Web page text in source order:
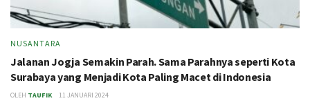
NUSANTARA
Jalanan Jogja Semakin Parah. Sama Parahnya seperti Kota
Surabaya yang Menjadi Kota Paling Macet di Indonesia
OLEH TAUFIK 11 JANUARI 2024